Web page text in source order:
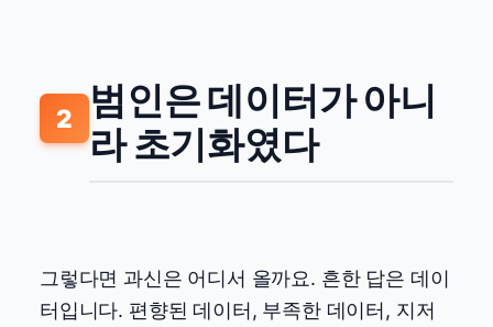
2 범인은 데이터가 아니
라 초기화였다
그렇다면 과신은 어디서 올까요. 흔한 답은 데이
터입니다. 편향된 데이터, 부족한 데이터, 지저